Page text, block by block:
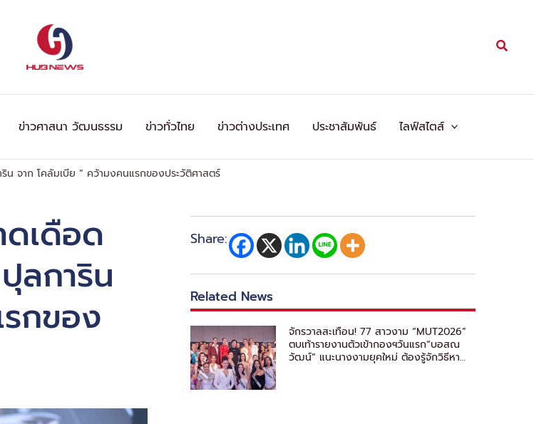
ข่าวศาสนา วัฒนธรรม ข่าวทั่วไทย ข่าวต่างประเทศ ประชาสัมพันธ์ ไลฟ์สไตส์
น จาก โคลัมเบีย ” คว้ามงคนแรกของประวัติศาสตร์
ดเดือด
ลการิน
กของ
Share:
Related News
จักรวาลสะเทือน! 77 สาวงาม “MUT2026”
ตบเท้ารายงานตัวเข้ากองฯวันแรก“บอสณ
วัฒน์” แนะนางงามยุคใหม่ ต้องรู้จักวิธีหา